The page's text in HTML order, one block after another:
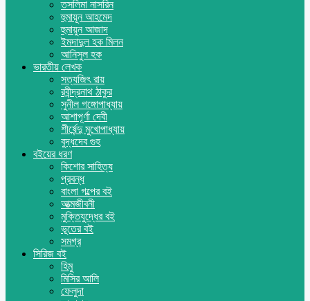
তসলিমা নাসরিন
হুমায়ূন আহমেদ
হুমায়ুন আজাদ
ইমদাদুল হক মিলন
আনিসুল হক
ভারতীয় লেখক
সত্যজিৎ রায়
রবীন্দ্রনাথ ঠাকুর
সুনীল গঙ্গোপাধ্যায়
আশাপূর্ণা দেবী
শীর্ষেন্দু মুখোপাধ্যায়
বুদ্ধদেব গুহ
বইয়ের ধরণ
কিশোর সাহিত্য
প্রবন্ধ
বাংলা গল্পের বই
আত্মজীবনী
মুক্তিযুদ্ধের বই
ভূতের বই
সমগ্র
সিরিজ বই
হিমু
মিসির আলি
ফেলুদা